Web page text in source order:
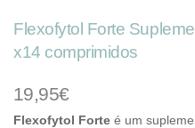
Flexofytol Forte
x14 comprimidos
19,95€
Flexofytol Forte é um